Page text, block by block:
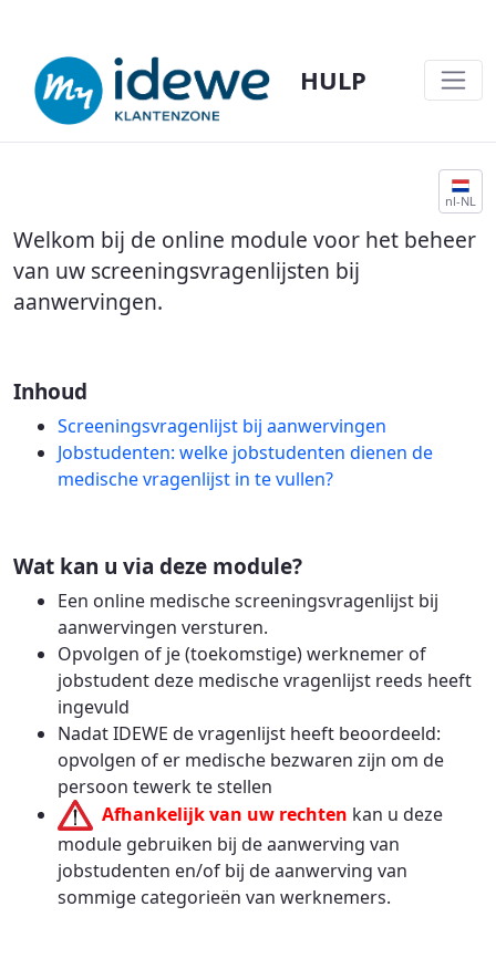
HULP
JOBSTUDENTEN EN PRE-SCREENING
nl-NL
Welkom bij de online module voor het beheer
van uw screeningsvragenlijsten bij
aanwervingen.
Inhoud
Screeningsvragenlijst bij aanwervingen
Jobstudenten: welke jobstudenten dienen de
medische vragenlijst in te vullen?
Wat kan u via deze module?
Een online medische screeningsvragenlijst bij
aanwervingen versturen.
Opvolgen of je (toekomstige) werknemer of
jobstudent deze medische vragenlijst reeds heeft
ingevuld
Nadat IDEWE de vragenlijst heeft beoordeeld:
opvolgen of er medische bezwaren zijn om de
persoon tewerk te stellen
Afhankelijk van uw rechten kan u deze
module gebruiken bij de aanwerving van
jobstudenten en/of bij de aanwerving van
sommige categorieën van werknemers.